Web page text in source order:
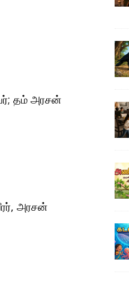
தம் அரசன்
அரசன்